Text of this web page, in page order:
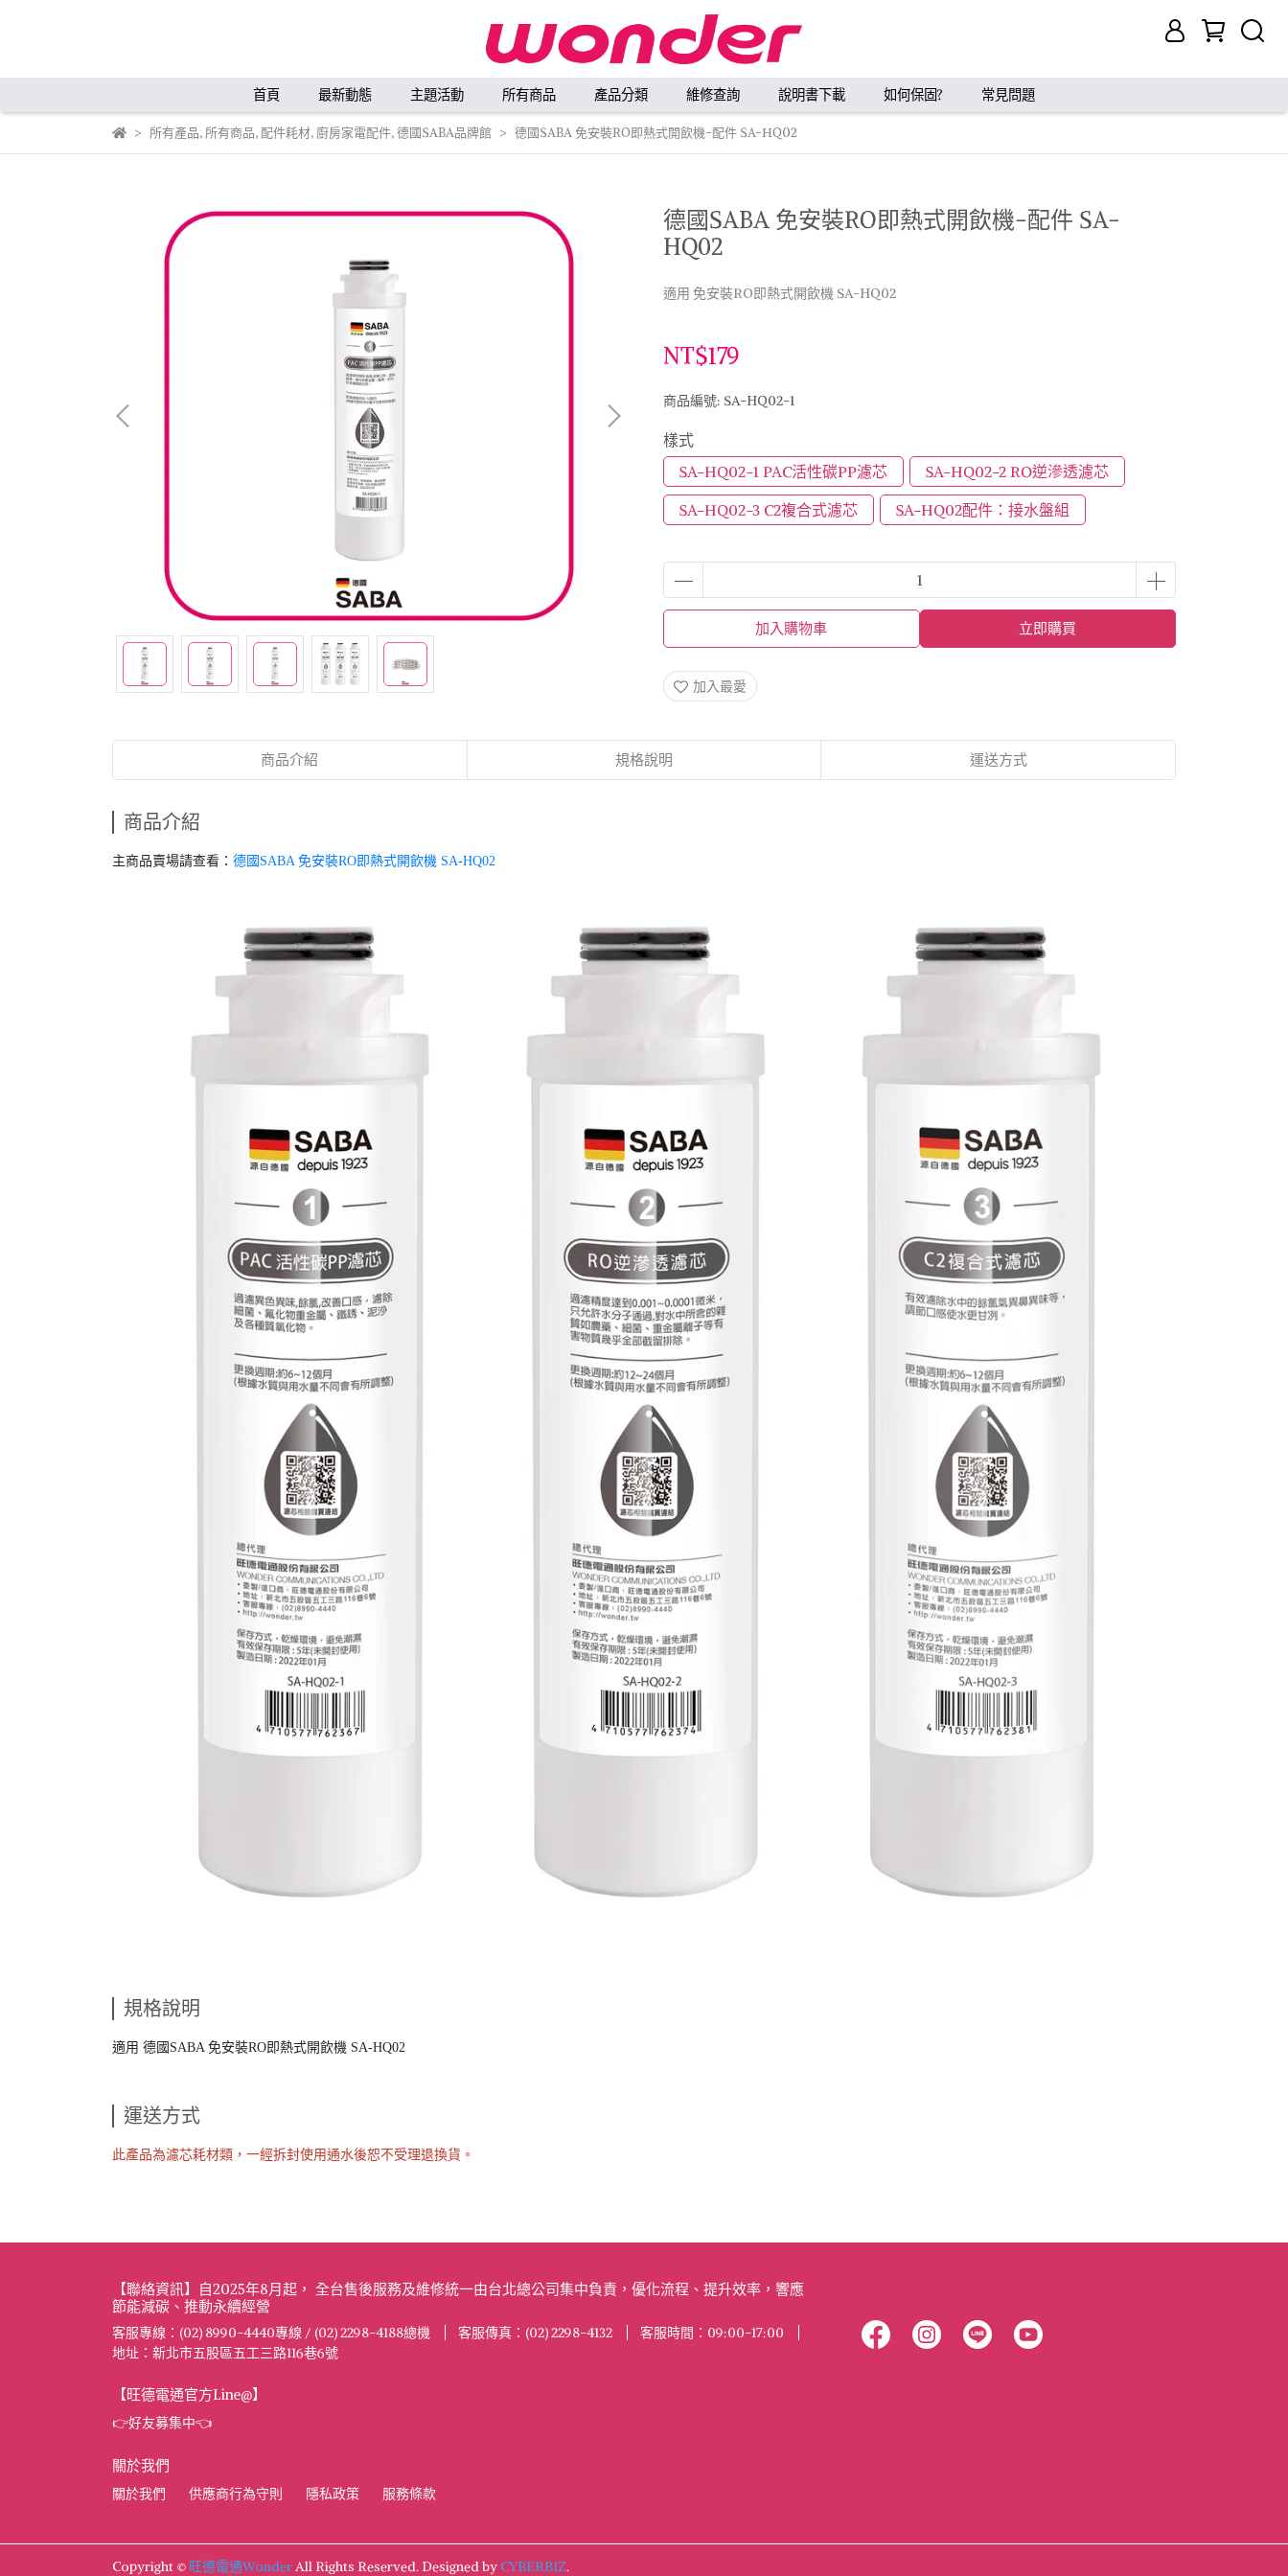
首頁 最新動態 主題活動 所有商品 產品分類 維修查詢 說明書下載 如何保固? 常見問題
所有產品, 所有商品,配件耗材, 廚房家電配件,德國SABA品牌館 德國SABA 免安裝RO即熱式開飲機-配件 SA-HQ02
德國SABA 免安裝RO即熱式開飲機-配件 SA-
HQ02
適用 免安裝RO即熱式開飲機 SA-HQ02
NT$179
商品編號: SA-HQ02-1
樣式
SA-HQ02-1 PAC活性碳PP濾芯
SA-HQ02-2 RO逆滲透濾芯
SA-HQ02-3 C2複合式濾芯
SA-HQ02配件：接水盤組
加入購物車 立即購買
加入最愛
商品介紹 規格說明 運送方式
商品介紹
主商品賣場請查看： 德國SABA 免安裝RO即熱式開飲機 SA-HQ02
規格說明
適用 德國SABA 免安裝RO即熱式開飲機 SA-HQ02
運送方式
此產品為濾芯耗材類，一經拆封使用通水後恕不受理退換貨。
【聯絡資訊】自2025年8月起， 全台售後服務及維修統一由台北總公司集中負責，優化流程、提升效率，響應
節能減碳、推動永續經營
客服專線：(02) 8990-4440專線 / (02) 2298-4188總機 客服傳真：(02) 2298-4132
客服時間：09:00-17:00
地址：新北市五股區五工三路116巷6號
【旺德電通官方Line@】
👉好友募集中👈
關於我們
關於我們 供應商行為守則 隱私政策 服務條款
Copyright © 旺德電通WonderAll Rights Reserved. Designed by CYBERBIZ.